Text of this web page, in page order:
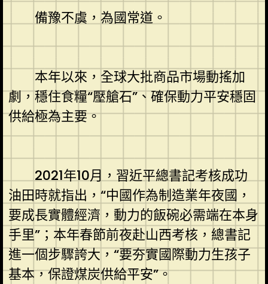
備豫不虞，為國常道。
本年以來，全球大批商品市場動搖加
劇，穩住食糧“壓艙石”、確保動力平安穩固
供給極為主要。
2021年10月，習近平總書記考核成功
油田時就指出，“中國作為制造業年夜國，
要成長實體經濟，動力的飯碗必需端在本身
手里”；本年春節前夜赴山西考核，總書記
進一個步驟誇大，“要夯實國際動力生孩子
基本，保證煤炭供給平安”。